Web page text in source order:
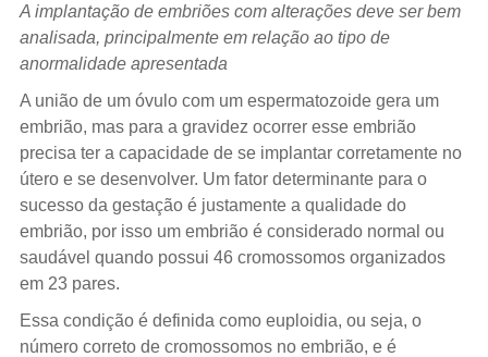
A implantação de embriões com alterações deve ser bem
analisada, principalmente em relação ao tipo de
anormalidade apresentada
A união de um óvulo com um espermatozoide gera um
embrião, mas para a gravidez ocorrer esse embrião
precisa ter a capacidade de se implantar corretamente no
útero e se desenvolver. Um fator determinante para o
sucesso da gestação é justamente a qualidade do
embrião, por isso um embrião é considerado normal ou
saudável quando possui 46 cromossomos organizados
em 23 pares.
Essa condição é definida como euploidia, ou seja, o
número correto de cromossomos no embrião, e é